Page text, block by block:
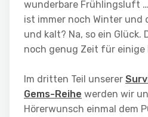
wunderbare Frühlingsluft
ist immer noch Winter und
und kalt? Na, so ein Glück.
noch genug Zeit für einige
Im dritten Teil unserer
Gems-Reihe werden wir
Hörerwunsch einmal dem